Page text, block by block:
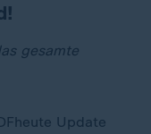
gesamte
Update